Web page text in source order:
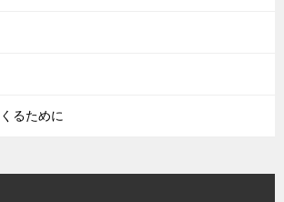
るために